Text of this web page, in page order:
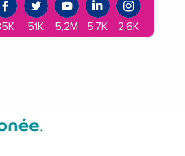
51K 5,2M 5,7K 2,6K